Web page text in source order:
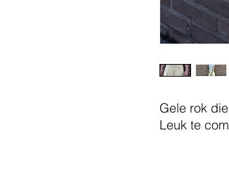
Gele rok
Leuk te